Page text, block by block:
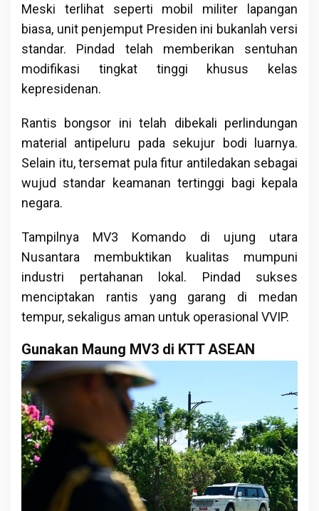
Meski terlihat seperti mobil militer lapangan
biasa, unit penjemput Presiden ini bukanlah versi
standar. Pindad telah memberikan sentuhan
modifikasi tingkat tinggi khusus kelas
kepresidenan.
Rantis bongsor ini telah dibekali perlindungan
material antipeluru pada sekujur bodi luarnya.
Selain itu, tersemat pula fitur antiledakan sebagai
wujud standar keamanan tertinggi bagi kepala
negara.
Tampilnya MV3 Komando di ujung utara
Nusantara membuktikan kualitas mumpuni
industri pertahanan lokal. Pindad sukses
menciptakan rantis yang garang di medan
tempur, sekaligus aman untuk operasional VVIP.
Gunakan Maung MV3 di KTT ASEAN